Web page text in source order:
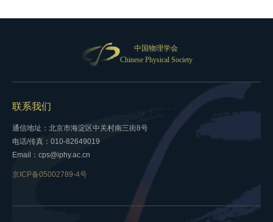
中国物理学会
Chinese Physical Society
联系我们
通信地址：北京市海淀区中关村南三街8号
电话/传真：010-82649019
Email：cps@iphy.ac.cn
京ICP备05002789-4号